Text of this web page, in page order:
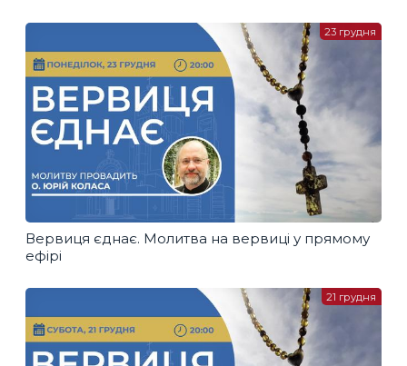
Вервиця єднає. Молитва на вервиці у прямому
ефірі
23 грудня
21 грудня